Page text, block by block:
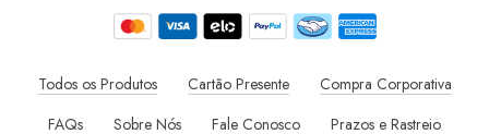
Todos os Produtos Cartão Presente
Compra Corporativa
FAQs
Sobre Nós Fale Conosco Prazos e Rastreio